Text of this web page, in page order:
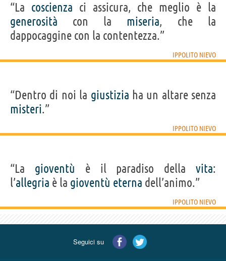
“La coscienza ci assicura, che meglio è la
generosità con la miseria, che la
dappocaggine con la contentezza.”
IPPOLITO NIEVO
“Dentro di noi la giustizia ha un altare senza
misteri.”
IPPOLITO NIEVO
“La gioventù è il paradiso dellavita:
l’allegria è la gioventù eterna dell’animo.”
IPPOLITO NIEVO
Seguici su